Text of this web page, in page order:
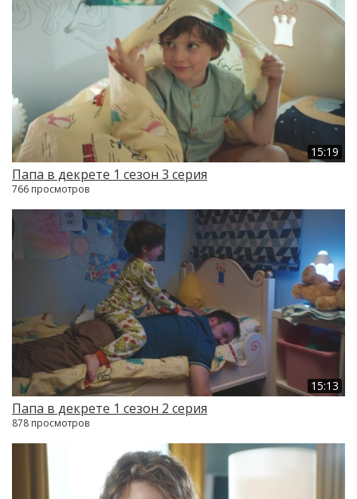
15:19
Папа в декрете 1 сезон 3 серия
766 просмотров
15:13
Папа в декрете 1 сезон 2 серия
878 просмотров